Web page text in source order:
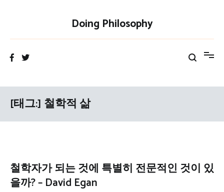
Doing Philosophy
[태그:] 철학적 삶
철학자가 되는 것에 특별히 전문적인 것이 있
을까? – David Egan